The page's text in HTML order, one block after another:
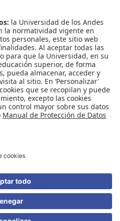
audiovisual
1297 del 30 de mayo de 1964.
28 del 23 de febrero de 1949